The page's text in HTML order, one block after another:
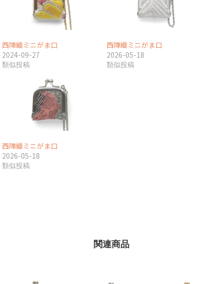
西陣織ミニがま口
2024-09-27
類似投稿
西陣織ミニがま口
2026-05-18
類似投稿
西陣織ミニがま口
2026-05-18
類似投稿
関連商品